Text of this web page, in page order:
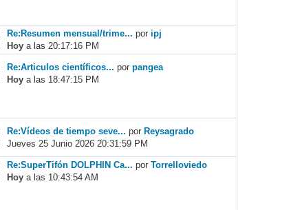
Re:Resumen mensual/trime... poripj
Hoy a las 20:17:16 PM
Re:Articulos científicos... porpangea
Hoy a las 18:47:15 PM
Re:Vídeos de tiempo seve... porReysagrado
Jueves 25 Junio 2026 20:31:59 PM
Re:SuperTifón DOLPHIN Ca... porTorrelloviedo
Hoy a las 10:43:54 AM